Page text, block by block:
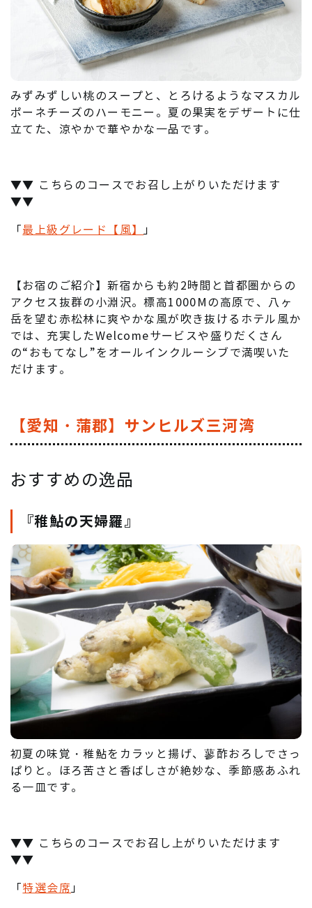
みずみずしい桃のスープと、とろけるようなマスカル
ポーネチーズのハーモニー。夏の果実をデザートに仕
立てた、涼やかで華やかな一品です。
▼▼ こちらのコースでお召し上がりいただけます
▼▼
「 最上級グレード【風】 」
【お宿のご紹介】新宿からも約2時間と首都圏からの
アクセス抜群の小淵沢。標高1000Mの高原で、八ヶ
岳を望む赤松林に爽やかな風が吹き抜けるホテル風か
では、充実したWelcomeサービスや盛りだくさん
の“おもてなし”をオールインクルーシブで満喫いた
だけます。
【愛知・蒲郡】サンヒルズ三河湾
おすすめの逸品
『稚鮎の天婦羅』
初夏の味覚・稚鮎をカラッと揚げ、蓼酢おろしでさっ
ぱりと。ほろ苦さと香ばしさが絶妙な、季節感あふれ
る一皿です。
▼▼ こちらのコースでお召し上がりいただけます
▼▼
「特選会席」